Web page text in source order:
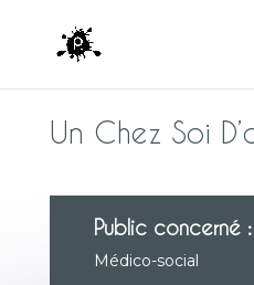
Un Chez Soi
Public concerné :
Médico-social